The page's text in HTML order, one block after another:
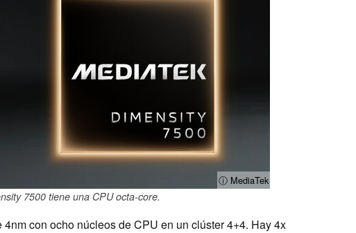
ⓘ MediaTek
7500 tiene una CPU octa-core.
con ocho núcleos de CPU en un clúster 4+4. Hay 4x